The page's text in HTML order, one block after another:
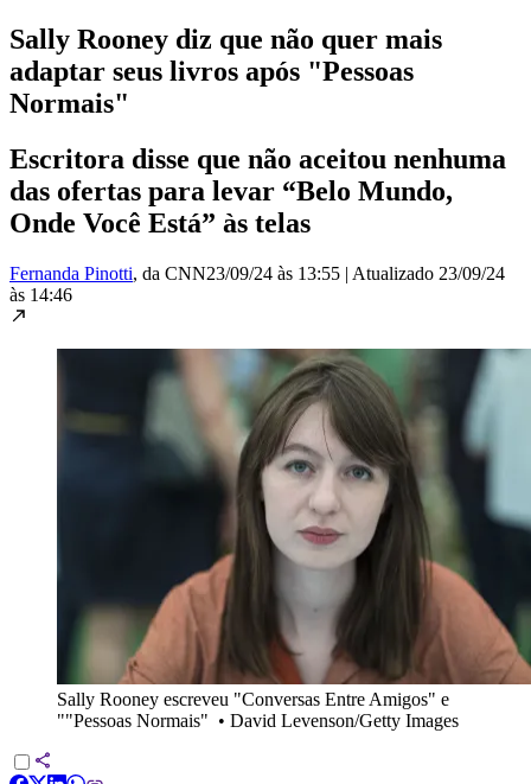
Sally Rooney diz que não quer mais
adaptar seus livros após "Pessoas
Normais"
Escritora disse que não aceitou nenhuma
das ofertas para levar “Belo Mundo,
Onde Você Está” às telas
Fernanda Pinotti, da CNN23/09/24 às 13:55 | Atualizado 23/09/24
às 14:46
Sally Rooney escreveu "Conversas Entre Amigos" e
""Pessoas Normais" • David Levenson/Getty Images